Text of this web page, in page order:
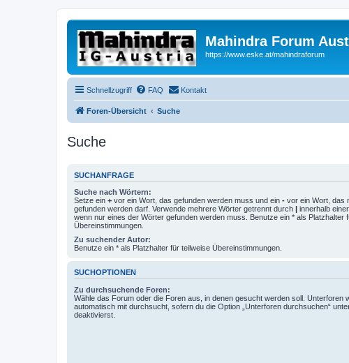
Mahindra Forum
https://www.eske.at/mahindraforum
Schnellzugriff FAQ Kontakt
Foren-Übersicht Suche
Suche
SUCHANFRAGE
Suche nach Wörtern:
Setze ein + vor ein Wort, das gefunden werden muss und ein - vor ein Wort, das
gefunden werden darf. Verwende mehrere Wörter getrennt durch | innerhalb
wenn nur eines der Wörter gefunden werden muss. Benutze ein * als Platzhalter
Übereinstimmungen.
Zu suchender Autor:
Benutze ein * als Platzhalter für teilweise Übereinstimmungen.
SUCHOPTIONEN
Zu durchsuchende Foren:
Wähle das Forum oder die Foren aus, in denen gesucht werden soll. Unterforen
automatisch mit durchsucht, sofern du die Option „Unterforen durchsuchen“
deaktivierst.